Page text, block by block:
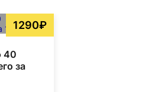
1290₽
40
за